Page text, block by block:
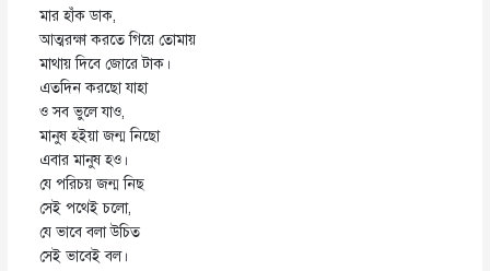
মার হাঁক ডাক,
আত্মরক্ষা করতে গিয়ে তোমায়
মাথায় দিবে জোরে টাক।
এতদিন করছো যাহা
ও সব ভুলে যাও,
মানুষ হইয়া জন্ম নিছো
এবার মানুষ হও।
যে পরিচয় জন্ম নিছ
সেই পথেই চলো,
যে ভাবে বলা উচিত
সেই ভাবেই বল।